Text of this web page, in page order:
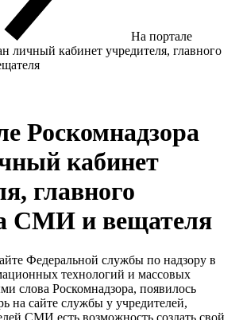
На портале
личный кабинет учредителя, главного
Роскомнадзора
кабинет
главного
СМИ и вещателя
Федеральной службы по надзору в
технологий и массовых
слова Роскомнадзора, появилось
на сайте службы у учредителей,
СМИ есть возможность создать свой